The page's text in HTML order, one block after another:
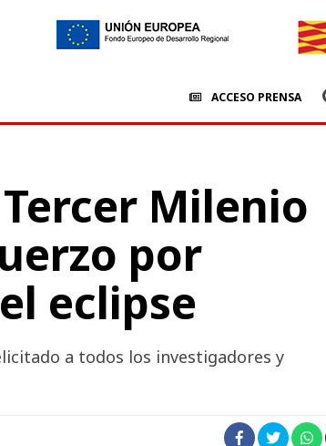
ACCESO PRENSA
Milenio
por
eclipse
a todos los investigadores y